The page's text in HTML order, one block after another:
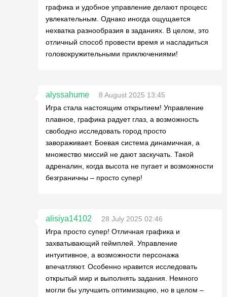
графика и удобное управление делают процесс
увлекательным. Однако иногда ощущается
нехватка разнообразия в заданиях. В целом, это
отличный способ провести время и насладиться
головокружительными приключениями!
alyssahume
8 August 2025 13:45
Игра стала настоящим открытием! Управление
плавное, графика радует глаз, а возможность
свободно исследовать город просто
завораживает. Боевая система динамичная, а
множество миссий не дают заскучать. Такой
адреналин, когда высота не пугает и возможности
безграничны – просто супер!
alisiya14102
28 July 2025 02:46
Игра просто супер! Отличная графика и
захватывающий геймплей. Управление
интуитивное, а возможности персонажа
впечатляют. Особенно нравится исследовать
открытый мир и выполнять задания. Немного
могли бы улучшить оптимизацию, но в целом –